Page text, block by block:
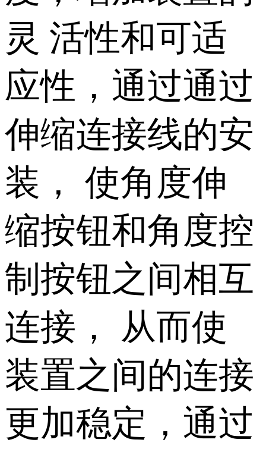
灵 活性和可适
应性，通过通过
伸缩连接线的安
装， 使角度伸
缩按钮和角度控
制按钮之间相互
连接， 从而使
装置之间的连接
更加稳定，通过